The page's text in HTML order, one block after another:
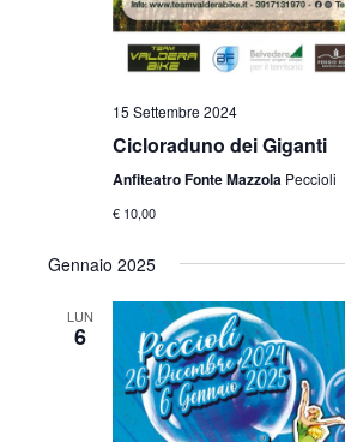
15 Settembre 2024
Cicloraduno dei Giganti
Anfiteatro Fonte Mazzola Peccioli
€ 10,00
Gennaio 2025
LUN
6